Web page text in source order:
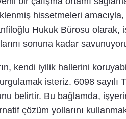
hissetmeleri
Hukuk Bürosu olarak,
sonuna kadar
kendi iyilik hallerini
isteriz. 6098
belirtir. Bu bağlamda,
çözüm yollarını